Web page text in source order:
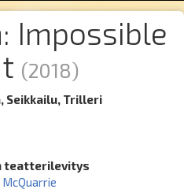
Impossible
(2018)
Seikkailu, Trilleri
teatterilevitys